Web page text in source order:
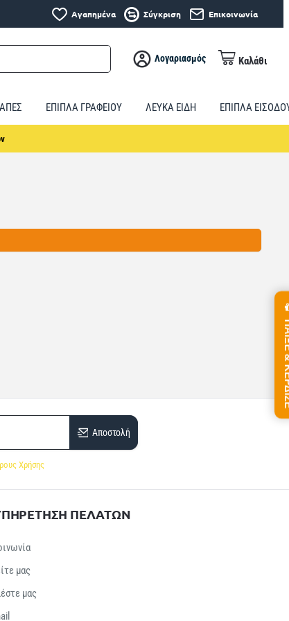
Αγαπημένα Σύγκριση Επικοινωνία
Λογαριασμός Καλάθι
ΕΠΙΠΛΑ ΓΡΑΦΕΙΟΥ ΛΕΥΚΑ ΕΙΔΗ ΕΠΙΠΛΑ
Αποστολή
Χρήσης
ΠΕΛΑΤΩΝ
μας
μας